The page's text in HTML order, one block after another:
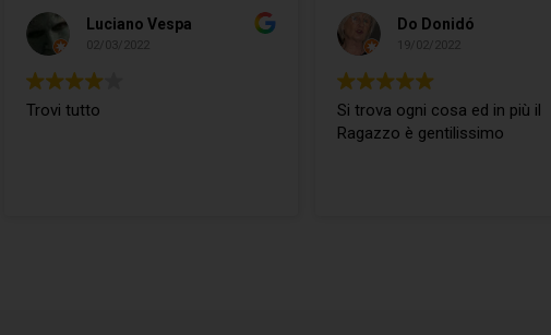
Luciano Vespa
02/03/2022
Trovi tutto
Do Donidó
19/02/2022
Si trova ogni cosa ed in più il
Ragazzo è gentilissimo